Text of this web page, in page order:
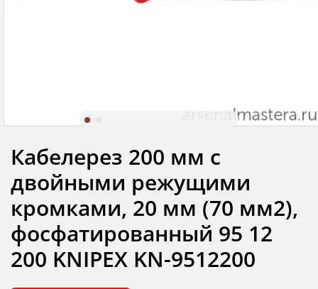
Кабелерез 200 мм с
двойными режущими
кромками, 20 мм (70 мм2),
фосфатированный 95 12
200 KNIPEX KN-9512200